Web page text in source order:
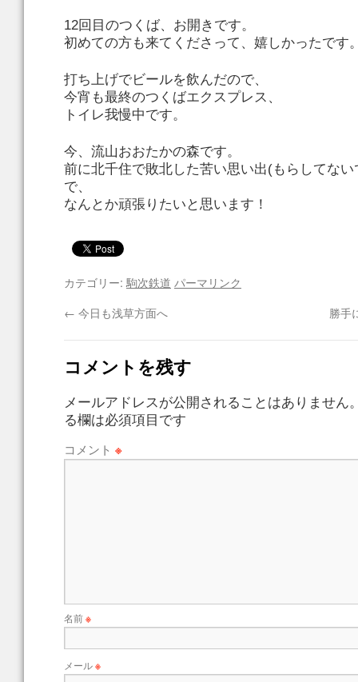
12回目のつくば、お開きです。
初めての方も来てくださって、嬉しかったです
打ち上げでビールを飲んだので、
今宵も最終のつくばエクスプレス、
トイレ我慢中です。
今、流山おおたかの森です。
前に北千住で敗北した苦い思い出(もらしてな
で、
なんとか頑張りたいと思います！
カテゴリー: 駒次鉄道 パーマリンク
← 今日も浅草方面へ 勝手
コメントを残す
メールアドレスが公開されることはありません
る欄は必須項目です
コメント ※
名前※
メール※